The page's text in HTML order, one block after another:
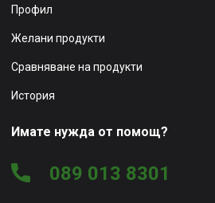
Профил
Желани продукти
Сравняване на продукти
История
Имате нужда от помощ?
089 013 8301